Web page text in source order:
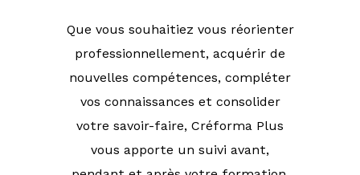
Que vous souhaitiez vous réorienter
professionnellement, acquérir de
nouvelles compétences, compléter
vos connaissances et consolider
votre savoir-faire, Créforma Plus
vous apporte un suivi avant,